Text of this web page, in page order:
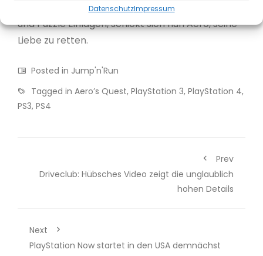
DatenschutzImpressum
consoles. In über 100 Level mit zahlreichen Hüpf
und Puzzle Einlagen, schickt sich nun Aero, seine
Liebe zu retten.
Posted in Jump'n'Run
Tagged in Aero’s Quest, PlayStation 3, PlayStation 4,
PS3, PS4
Prev
Driveclub: Hübsches Video zeigt die unglaublich
hohen Details
Next
PlayStation Now startet in den USA demnächst